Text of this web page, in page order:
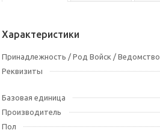
Характеристики
Принадлежность / Род Войск / Ведомство
Реквизиты
Базовая единица
Производитель
Пол